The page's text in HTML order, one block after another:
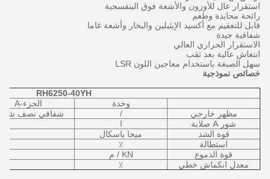
استقرار عال للأوزون والأشعة فوق البنفسجية
رائحة محايدة وطعم
قابل للتعقيم مع أكسيد الإيثيلين والبخار وأشعة غاما
شفافية جيدة
الاستقرار الحراري العالي
انتعاش عالية بعد ثقب
سهل الصبغة باستخدام معاجين اللون LSR
خصائص نموذجية
RH6250-40YH
وحدة
الجزء-A
مظهر خارجي
/
شفافي نصف
شور A صلابة
ا
قوة الشد
ميجا باسكال
استطالة
٪
قوة الدموع
KN / م
معدل انكماش خطي
٪